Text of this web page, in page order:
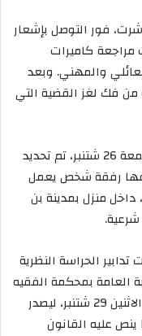
فور التوصل بإشعار
كاميرات
والمهني. وبعد
فك لغز القضية التي
وكشفت المعطيات الأمنية أنه مساء الجمعة 26 شتنبر، تم تحديد
رفقة شخص يعمل
منزل بمدينة بن
الحراسة النظرية
العامة بمحكمة الفقيه
بن صالح، قبل أن يُقدما أمام العدالة يوم الاثنين 29 شتنبر، ليصدر
عليه القانون